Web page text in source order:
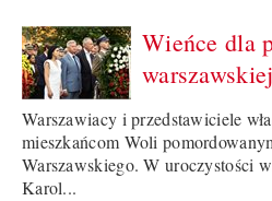
Wieńce dla
Warszawiacy i przedstawiciele
mieszkańcom Woli
Warszawskiego. W uroczystości
Karol...